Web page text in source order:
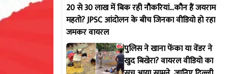
20 से 30 लाख में बिक रही नौकरियां...कौन हैं जयराम
महतो? JPSC आंदोलन के बीच जिनका वीडियो हो रहा
जमकर वायरल
पुलिस ने खाना फेंका या वेंडर ने
खुद बिखेरा? वायरल वीडियो का